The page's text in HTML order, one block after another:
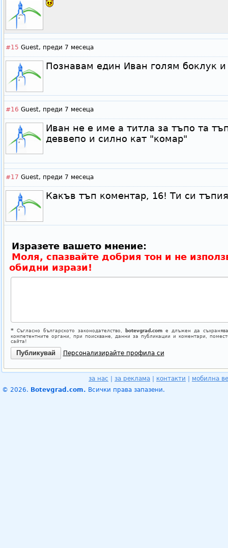
#15 Guest, преди 7 месеца
Познавам един Иван голям боклук
#16 Guest, преди 7 месеца
Иван не е име а титла за тъпо та
деввепо и силно кат "комар"
#17 Guest, преди 7 месеца
Какъв тъп коментар, 16! Ти си
Изразете вашето мнение:
Моля, спазвайте добрия тон и не
обидни изрази!
*Съгласно българското законодателство, botevgrad.comе длъжен да
компетентните органи, при поискване, данни за публикации и коментари,
сайта!
Персонализирайте профила си
за нас за реклама контакти
мобилна
© 2026. Botevgrad.com. Всички права запазени.